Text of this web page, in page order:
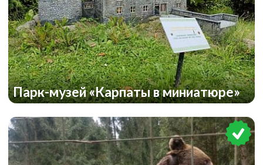
Парк-музей «Карпаты в миниатюре»